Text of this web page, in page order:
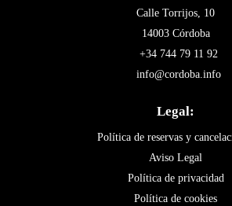
Calle Torrijos, 10
14003 Córdoba
+34 744 79 11 92
info@cordoba.info
Legal:
Política de reservas y
Aviso Legal
Política de privacidad
Política de cookies